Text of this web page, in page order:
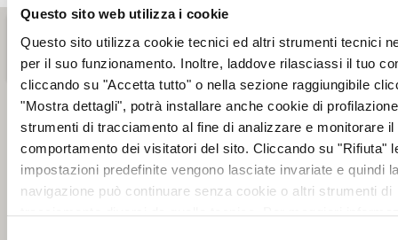
Questo sito web utilizza i cookie
Questo sito utilizza cookie tecnici ed altri strumenti tecnici
per il suo funzionamento. Inoltre, laddove rilasciassi il tuo
cliccando su "Accetta tutto" o nella sezione raggiungibile
"Mostra dettagli", potrà installare anche cookie di
strumenti di tracciamento al fine di analizzare e monitorare il
comportamento dei visitatori del sito. Cliccando su "Rifiuta"
impostazioni predefinite vengono lasciate invariate e quindi
navigazione può continuare senza cookie o altri strumenti di